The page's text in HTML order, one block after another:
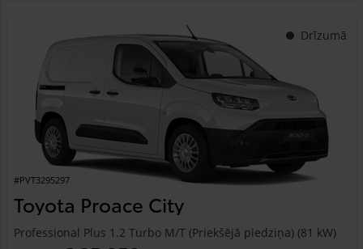
Drīzumā
#PVT3295297
Toyota Proace City
Professional Plus 1.2 Turbo M/T (Priekšējā piedziņa) (81 kW)